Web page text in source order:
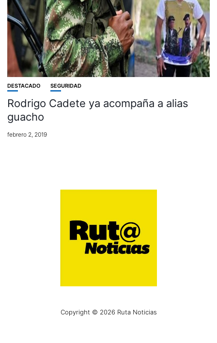
DESTACADO SEGURIDAD
Rodrigo Cadete ya acompaña a alias
guacho
febrero 2, 2019
Copyright © 2026 Ruta Noticias